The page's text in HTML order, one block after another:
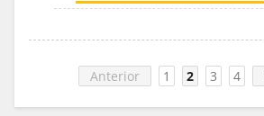
Anterior 1 2 3 4